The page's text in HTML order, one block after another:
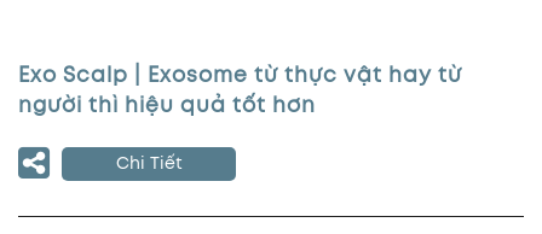
Exo Scalp | Exosome từ thực vật hay từ
người thì hiệu quả tốt hơn
Chi Tiết